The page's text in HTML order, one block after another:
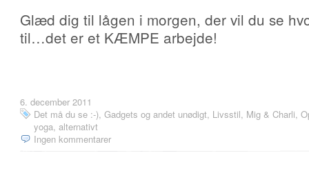
Glæd dig til lågen i morgen, der vil du se
til…det er et KÆMPE arbejde!
6. december 2011
Det må du se :-), Gadgets og andet unødigt, Livsstil, Mig & Charli,
yoga, alternativt
Ingen kommentarer